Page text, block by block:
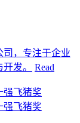
司，专注于企业
发。
Read